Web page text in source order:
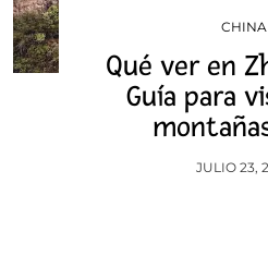
CHINA
Qué ver en
Guía para
JULIO 23,